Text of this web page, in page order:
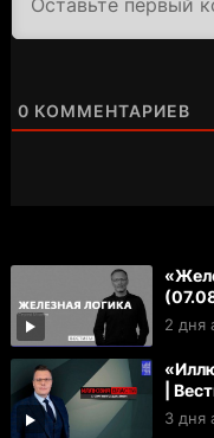
0 КОММЕНТАРИЕВ
2 дня
|
3 дня